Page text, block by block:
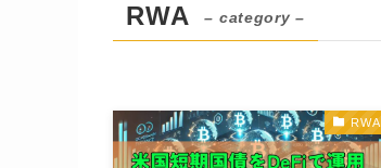
RWA – category –
RWA